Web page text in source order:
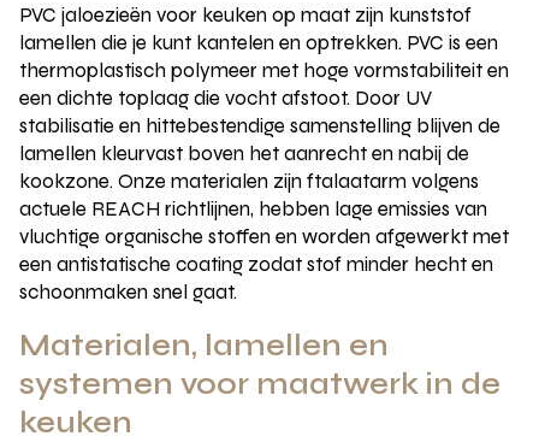
PVC jaloezieën voor keuken op maat zijn kunststof
lamellen die je kunt kantelen en optrekken. PVC is een
thermoplastisch polymeer met hoge vormstabiliteit en
een dichte toplaag die vocht afstoot. Door UV
stabilisatie en hittebestendige samenstelling blijven de
lamellen kleurvast boven het aanrecht en nabij de
kookzone. Onze materialen zijn ftalaatarm volgens
actuele REACH richtlijnen, hebben lage emissies van
vluchtige organische stoffen en worden afgewerkt met
een antistatische coating zodat stof minder hecht en
schoonmaken snel gaat.
Materialen, lamellen en
systemen voor maatwerk in de
keuken